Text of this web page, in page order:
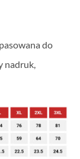
do
nadruk,